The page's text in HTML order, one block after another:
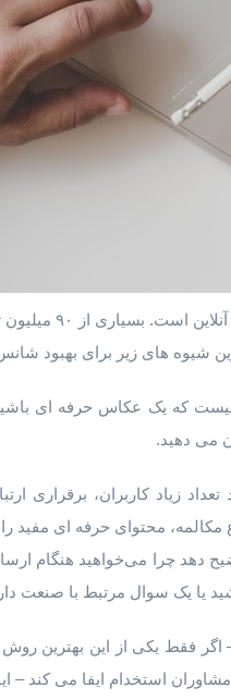
لینکدین یک
شیوه های زیر برای بهبود
که یک عکاس حرفه ای
می دهید.
تعداد زیاد کاربران، برقراری
محتوای حرفه ای مفید
دهد چرا می‌خواهید هنگام
یا یک سوال مرتبط با صنعت
اگر فقط یکی از این بهترین روش
استخدام ایفا می کند –